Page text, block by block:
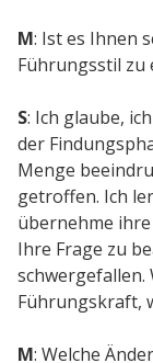
M: Ist es Ihnen
Führungsstil zu
S: Ich glaube,
der
Menge
getroffen. Ich
übernehme
Ihre Frage zu
schwergefallen.
Führungskraft,
M: Welche